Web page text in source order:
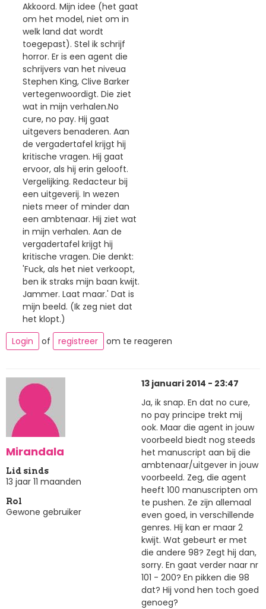
Akkoord. Mijn idee (het gaat
om het model, niet om in
welk land dat wordt
toegepast). Stel ik schrijf
horror. Er is een agent die
schrijvers van het niveua
Stephen King, Clive Barker
vertegenwoordigt. Die ziet
wat in mijn verhalen.No
cure, no pay. Hij gaat
uitgevers benaderen. Aan
de vergadertafel krijgt hij
kritische vragen. Hij gaat
ervoor, als hij erin gelooft.
Vergelijking. Redacteur bij
een uitgeverij. In wezen
niets meer of minder dan
een ambtenaar. Hij ziet wat
in mijn verhalen. Aan de
vergadertafel krijgt hij
kritische vragen. Die denkt:
'Fuck, als het niet verkoopt,
ben ik straks mijn baan kwijt.
Jammer. Laat maar.' Dat is
mijn beeld. (Ik zeg niet dat
het klopt.)
Login
of registreer om te reageren
Mirandala
Lid sinds
13 jaar 11 maanden
Rol
Gewone gebruiker
13 januari 2014 - 23:47
Ja, ik snap. En dat no cure,
no pay principe trekt mij
ook. Maar die agent in jouw
voorbeeld biedt nog steeds
het manuscript aan bij die
ambtenaar/uitgever in jouw
voorbeeld. Zeg, die agent
heeft 100 manuscripten om
te pushen. Ze zijn allemaal
even goed, in verschillende
genres. Hij kan er maar 2
kwijt. Wat gebeurt er met
die andere 98? Zegt hij dan,
sorry. En gaat verder naar nr
101 - 200? En pikken die 98
dat? Hij vond hen toch goed
genoeg?